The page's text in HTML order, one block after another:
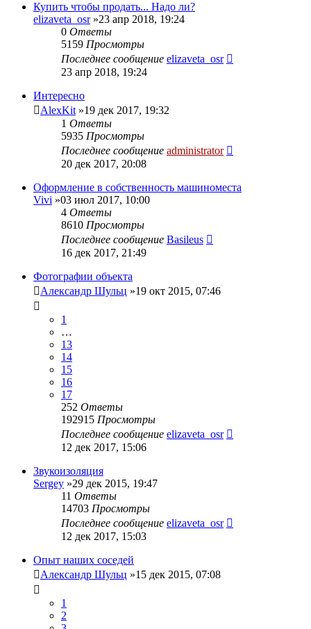
Купить чтобы продать... Надо ли?
elizaveta_osr»23 апр 2018, 19:24
0 Ответы
5159 Просмотры
Последнее сообщение elizaveta_osr
23 апр 2018, 19:24
Интересно
AlexKit »19 дек 2017, 19:32
1 Ответы
5935 Просмотры
Последнее сообщение administrator
20 дек 2017, 20:08
Оформление в собственность машиноместа
Vivi »03 июл 2017, 10:00
4 Ответы
8610 Просмотры
Последнее сообщение Basileus
16 дек 2017, 21:49
Фотографии объекта
Александр Шульц »19 окт 2015, 07:46
1
…
13
14
15
16
17
252 Ответы
192915 Просмотры
Последнее сообщение elizaveta_osr
12 дек 2017, 15:06
Звукоизоляция
Sergey »29 дек 2015, 19:47
11 Ответы
14703 Просмотры
Последнее сообщение elizaveta_osr
12 дек 2017, 15:03
Опыт наших соседей
Александр Шульц »15 дек 2015, 07:08
1
2